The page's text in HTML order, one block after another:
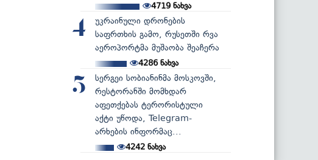
4719ნახვა
4
უკრაინული დრონების
საფრთხის გამო, რუსეთში რვა
აეროპორტმა მუშაობა შეაჩერა
4286ნახვა
5
სერგეი სობიანინმა მოსკოვში,
რესტორანში მომხდარ
აფეთქებას ტერორისტული
აქტი უწოდა, Telegram-
არხების ინფორმაც...
4242 ნახვა